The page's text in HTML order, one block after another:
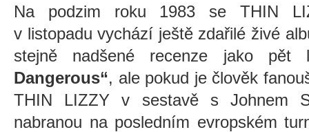
Na podzim roku 1983 se THIN
v listopadu vychází ještě zdařilé živé
stejně nadšené recenze jako
Dangerous“, ale pokud je člověk
THIN LIZZY v sestavě s Johnem
nabranou na posledním evropském